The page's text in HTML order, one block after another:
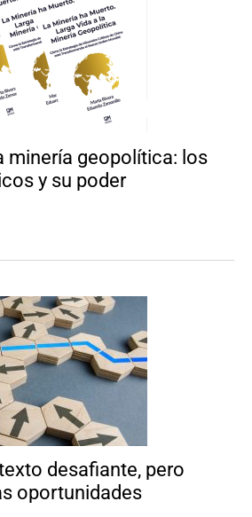
minería geopolítica: los
y su poder
desafiante, pero
oportunidades